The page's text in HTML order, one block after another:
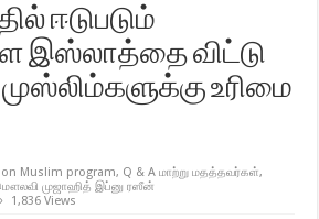
ஈடுபடும்
இஸ்லாத்தை விட்டு
உரிமை
Muslim program, Q & A மாற்று மதத்தவர்கள்,
முஜாஹித் இப்னு ரஸீன்
1,836 Views